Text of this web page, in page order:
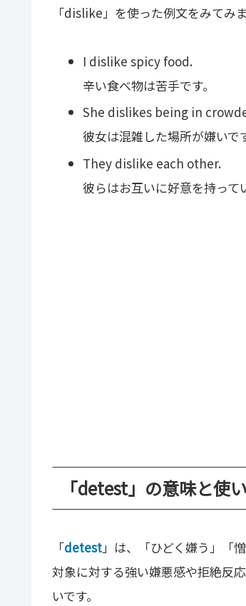
「dislike」を使った例文をみてみま
I dislike spicy food.
辛い食べ物は苦手です。
She dislikes being in
彼女は混雑した場所が嫌いで
They dislike each other.
彼らはお互いに好意を持って
「detest」の意味と使
「detest」は、「ひどく嫌う」「
対象に対する強い嫌悪感や拒絶反
いです。